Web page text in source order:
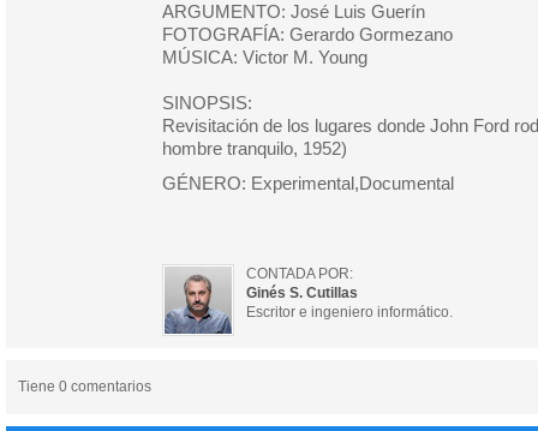
ARGUMENTO: José Luis Guerín
FOTOGRAFÍA: Gerardo Gormezano
MÚSICA: Victor M. Young
SINOPSIS:
Revisitación de los lugares donde John Ford
hombre tranquilo, 1952)
GÉNERO: Experimental,Documental
CONTADA POR:
Ginés S. Cutillas
Escritor e ingeniero informático.
Tiene 0 comentarios